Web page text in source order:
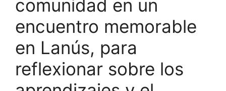
comunidad en un
encuentro memorable
en Lanús, para
reflexionar sobre los